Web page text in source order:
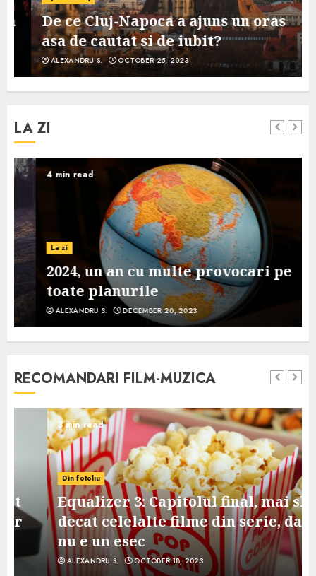
De ce Cluj-Napoca a ajuns un oras
asa de cautat si de iubit?
ALEXANDRU S. OCTOBER 25, 2023
LA ZI
4 min read
La zi
2024, un an cu multe provocari pe
toate planurile
ALEXANDRU S. DECEMBER 20, 2023
RECOMANDARI FILM-MUZICA
3 min read
Din fotoliu
Equalizer 3: Capitolul final, mai slab
decat celelalte filme din serie, dar
nu e un esec
ALEXANDRU S. OCTOBER 18, 2023